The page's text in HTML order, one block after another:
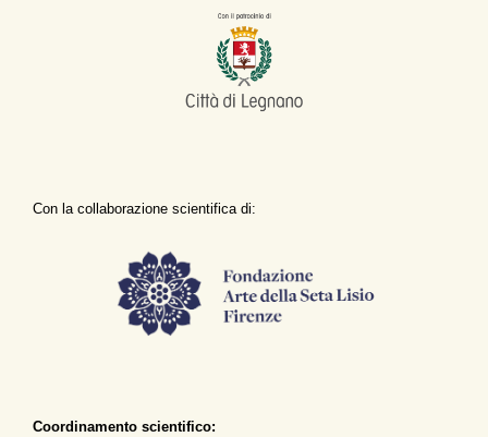
Con la collaborazione scientifica di:
Coordinamento scientifico: